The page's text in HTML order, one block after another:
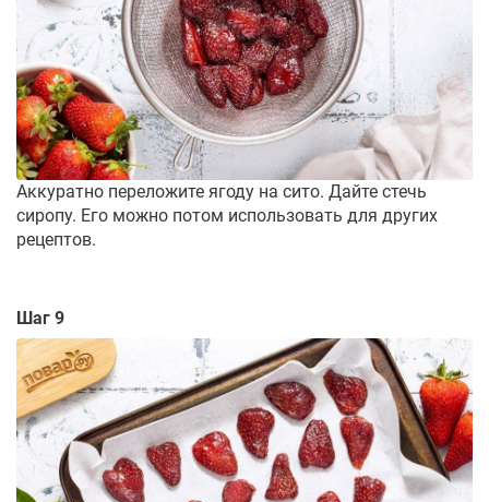
Аккуратно переложите ягоду на сито. Дайте стечь
сиропу. Его можно потом использовать для других
рецептов.
Шаг 9